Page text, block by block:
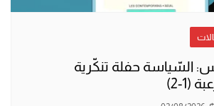
السّياسة حفلة تنكّرية
(1-2)